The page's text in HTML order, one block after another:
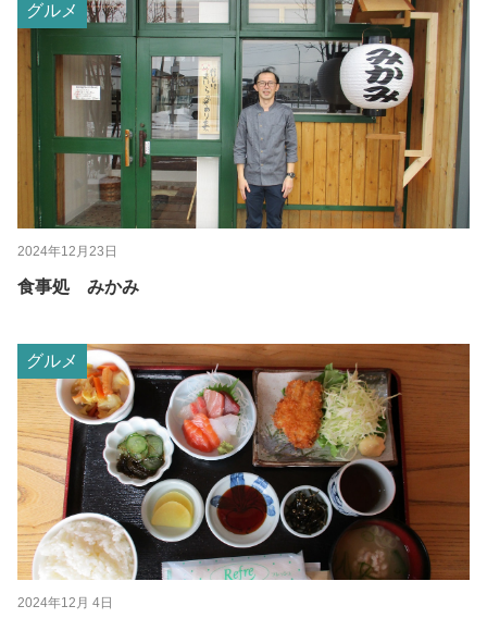
グルメ
2024年12月23日
食事処 みかみ
グルメ
2024年12月 4日